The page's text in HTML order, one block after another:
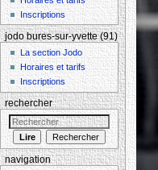
Inscriptions
jodo bures-sur-yvette (91)
La section Jodo
Horaires et tarifs
Inscriptions
rechercher
navigation